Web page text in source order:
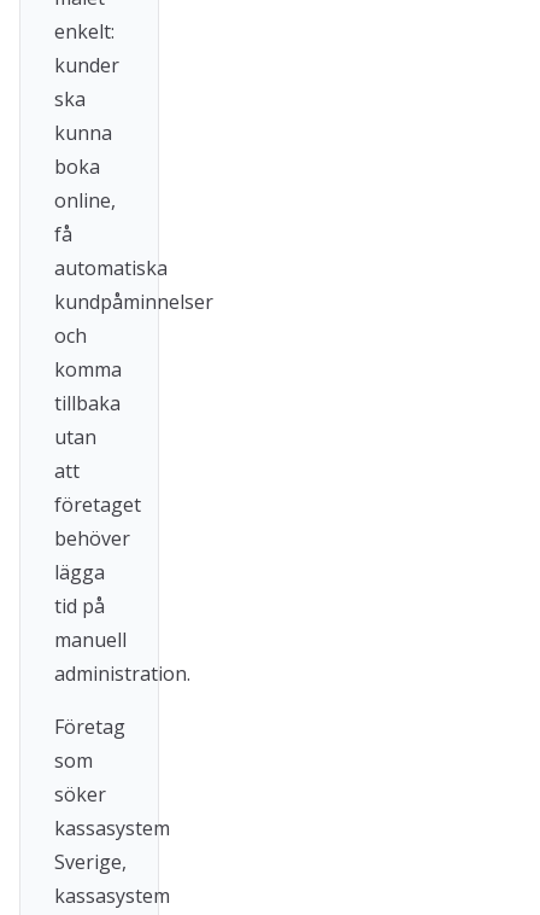
enkelt:
kunder
ska
kunna
boka
online,
få
automatiska
kundpåminnelser
och
komma
tillbaka
utan
att
företaget
behöver
lägga
tid på
manuell
administration.
Företag
som
söker
kassasystem
Sverige,
kassasystem